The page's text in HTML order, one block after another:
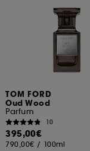
TOM FORD
Oud Wood
Parfum
10
395,00€
790,00€ / 100ml